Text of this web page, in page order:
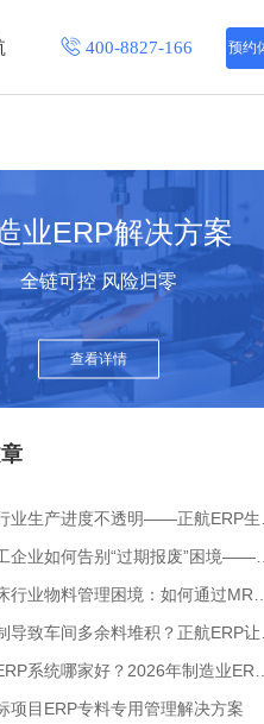
联系正航
网站导航
预约
业ERP解决方案
全链可控 风险归零
查看详情
项目ERP专料专用管理解决方案